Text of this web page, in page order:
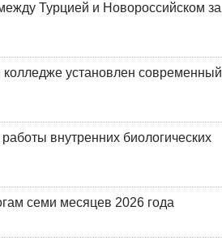
Турцией и Новороссийском за
установлен современный
внутренних биологических
семи месяцев 2026 года